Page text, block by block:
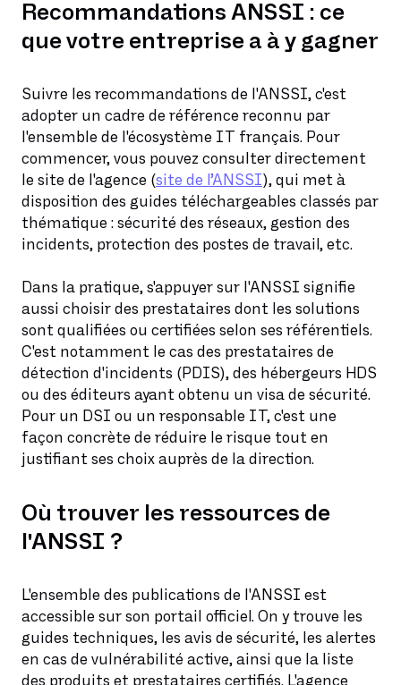
Recommandations ANSSI : ce
que votre entreprise a à y gagner
Suivre les recommandations de l'ANSSI, c'est
adopter un cadre de référence reconnu par
l'ensemble de l'écosystème IT français. Pour
commencer, vous pouvez consulter directement
le site de l'agence (site de l’ANSSI), qui met à
disposition des guides téléchargeables classés par
thématique : sécurité des réseaux, gestion des
incidents, protection des postes de travail, etc.
Dans la pratique, s'appuyer sur l'ANSSI signifie
aussi choisir des prestataires dont les solutions
sont qualifiées ou certifiées selon ses référentiels.
C'est notamment le cas des prestataires de
détection d'incidents (PDIS), des hébergeurs HDS
ou des éditeurs ayant obtenu un visa de sécurité.
Pour un DSI ou un responsable IT, c'est une
façon concrète de réduire le risque tout en
justifiant ses choix auprès de la direction.
Où trouver les ressources de
l'ANSSI ?
L'ensemble des publications de l'ANSSI est
accessible sur son portail officiel. On y trouve les
guides techniques, les avis de sécurité, les alertes
en cas de vulnérabilité active, ainsi que la liste
des produits et prestataires certifiés. L'agence